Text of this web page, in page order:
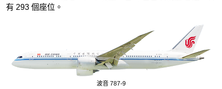
有 293 個座位。
波音 787-9